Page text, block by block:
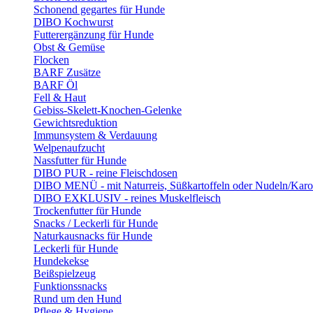
Schonend gegartes für Hunde
DIBO Kochwurst
Futterergänzung für Hunde
Obst & Gemüse
Flocken
BARF Zusätze
BARF Öl
Fell & Haut
Gebiss-Skelett-Knochen-Gelenke
Gewichtsreduktion
Immunsystem & Verdauung
Welpenaufzucht
Nassfutter für Hunde
DIBO PUR - reine Fleischdosen
DIBO MENÜ - mit Naturreis, Süßkartoffeln oder Nudeln/
DIBO EXKLUSIV - reines Muskelfleisch
Trockenfutter für Hunde
Snacks / Leckerli für Hunde
Naturkausnacks für Hunde
Leckerli für Hunde
Hundekekse
Beißspielzeug
Funktionssnacks
Rund um den Hund